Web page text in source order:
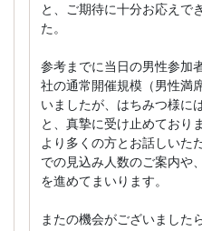
と、ご期待に十分お応えで
た。
参考までに当日の男性参加
社の通常開催規模（男性満
いましたが、はちみつ様に
と、真摯に受け止めておりま
より多くの方とお話しいた
での見込み人数のご案内や
を進めてまいります。
またの機会がございました